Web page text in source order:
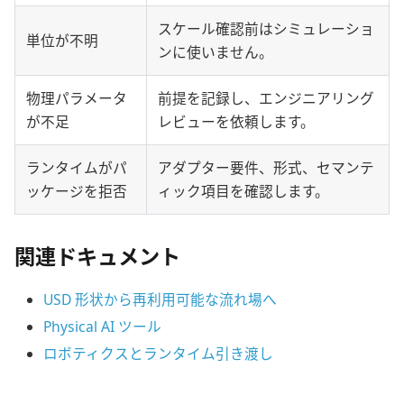
単位が不明
スケール確認前はシミュレーショ
ンに使いません。
物理パラメータ
が不足
前提を記録し、エンジニアリング
レビューを依頼します。
ランタイムがパ
ッケージを拒否
アダプター要件、形式、セマンテ
ィック項目を確認します。
関連ドキュメント
USD 形状から再利用可能な流れ場へ
Physical AI ツール
ロボティクスとランタイム引き渡し